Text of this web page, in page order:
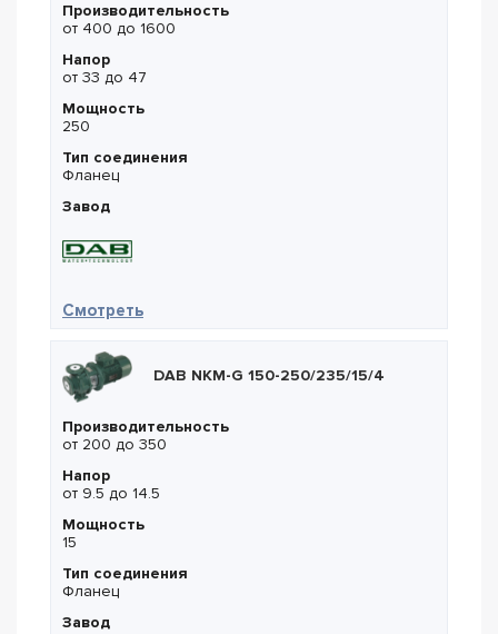
Производительность
от 400 до 1600
Напор
от 33 до 47
Мощность
250
Тип соединения
Фланец
Завод
Смотреть— DAB KDN 300-400A / 370 250kW
DAB NKM-G 150-250/235/15/4
Производительность
от 200 до 350
Напор
от 9.5 до 14.5
Мощность
15
Тип соединения
Фланец
Завод